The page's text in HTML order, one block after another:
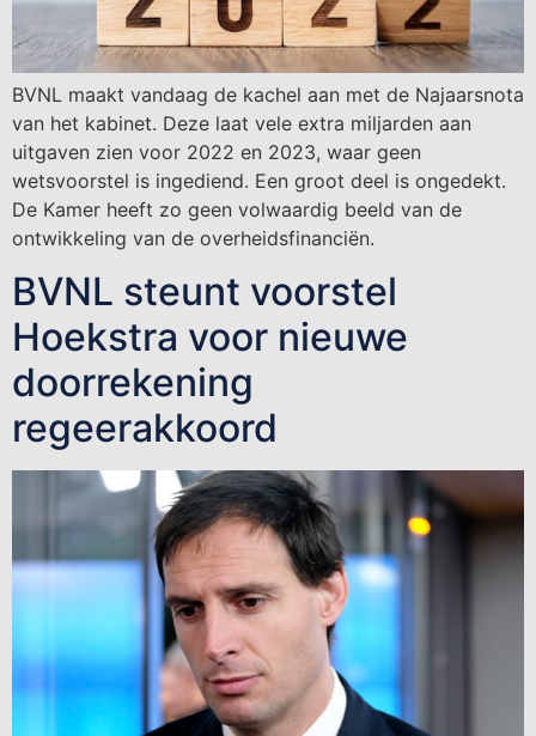
BVNL maakt vandaag de kachel aan met de Najaarsnota
van het kabinet. Deze laat vele extra miljarden aan
uitgaven zien voor 2022 en 2023, waar geen
wetsvoorstel is ingediend. Een groot deel is ongedekt.
De Kamer heeft zo geen volwaardig beeld van de
ontwikkeling van de overheidsfinanciën.
BVNL steunt voorstel
Hoekstra voor nieuwe
doorrekening
regeerakkoord